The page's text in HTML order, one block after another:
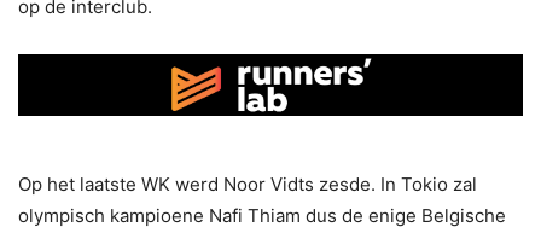
op de interclub.
Op het laatste WK werd Noor Vidts zesde. In Tokio zal
olympisch kampioene Nafi Thiam dus de enige Belgische